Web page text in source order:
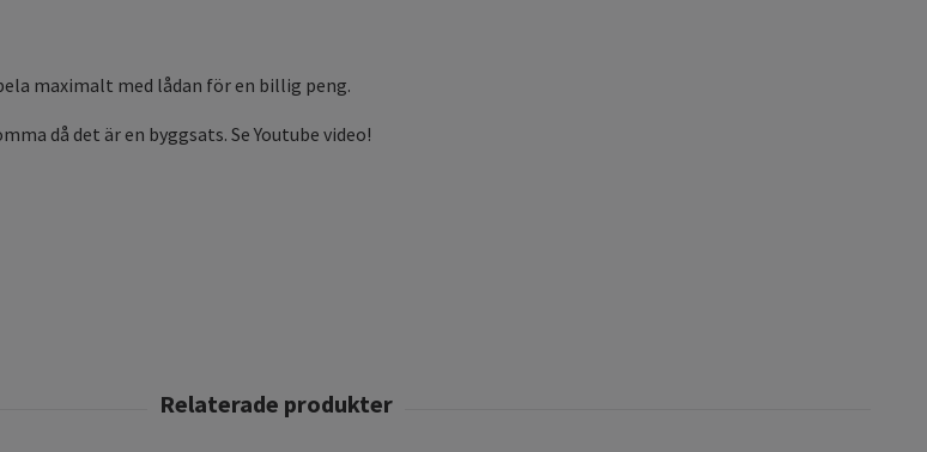
maximalt med lådan för en billig peng.
då det är en byggsats. Se Youtube video!